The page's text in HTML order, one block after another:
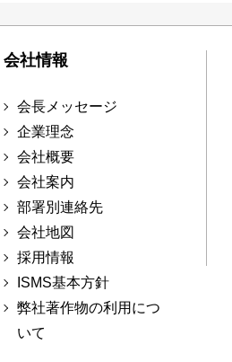
会社情報
会長メッセージ
企業理念
会社概要
会社案内
部署別連絡先
会社地図
採用情報
ISMS基本方針
弊社著作物の利用につ
いて